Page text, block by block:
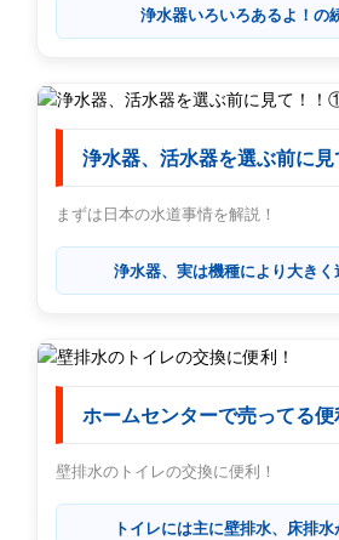
浄水器いろいろあるよ！の
浄水器、活水器を選ぶ前に
まずは日本の水道事情を解説！
浄水器、実は機種により大きく
ホームセンターで売ってる便
壁排水のトイレの交換に便利！
トイレには主に壁排水、床排水